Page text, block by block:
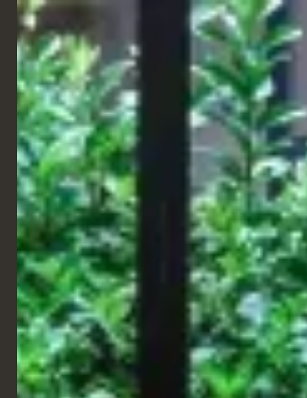
FRANÇAIS
CROISIÈRE
Scarlet Lady | Virgin Voyages
Un projet développé dans le secteur maritime pour les bateaux
de croisière Virgin, caractérisé par une approche intégrée de la
conception et de la production de mobilier sur mesure.
Le projet comprenait le développement de solutions sur mesure
conçues conformément aux normes et réglementations
maritimes, avec une attention particulière portée aux exigences
techniques, au choix de matériaux certifiés et à la qualité des
finitions. Chaque élément a été conçu pour garantir performance,
durabilité et sécurité, tout en conservant une forte valeur
esthétique.
Le résultat est un système de mobilier sur mesure qui allie
fonctionnalité et identité stylistique claire, contribuant à créer
des environnements accueillants et confortables au caractère
contemporain distinctif, en phase avec les besoins des cabinets
d'architecture et de design d'intérieur opérant dans le secteur
des croisières et et et du nautisme.